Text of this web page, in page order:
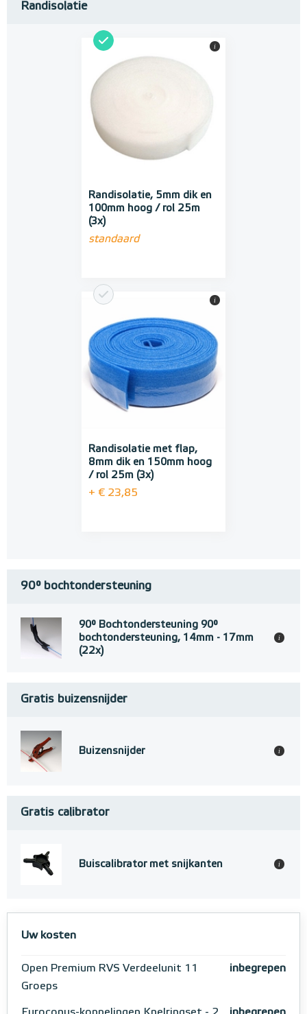
Randisolatie
Randisolatie, 5mm dik en
100mm hoog / rol 25m
(3x)
standaard
i
Randisolatie met flap,
8mm dik en 150mm hoog
/ rol 25m (3x)
+ € 23,85
i
90° bochtondersteuning
90° Bochtondersteuning 90°
bochtondersteuning, 14mm - 17mm
(22x)
i
Gratis buizensnijder
Buizensnijder i
Gratis calibrator
Buiscalibrator met snijkanten i
Uw kosten
Open Premium RVS Verdeelunit 11
Groeps
inbegrepen